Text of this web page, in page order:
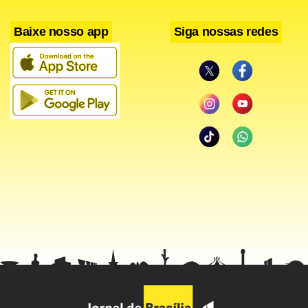
vaga aberta pela expulsão de Maldonado.
Baixe nosso app Siga nossas redes